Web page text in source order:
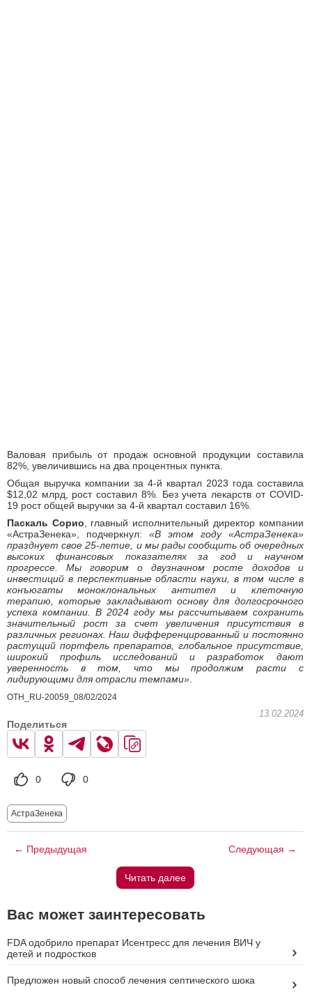
Валовая прибыль от продаж основной продукции составила
82%, увеличившись на два процентных пункта.
Общая выручка компании за 4-й квартал 2023 года составила
$12,02 млрд, рост составил 8%. Без учета лекарств от COVID-
19 рост общей выручки за 4-й квартал составил 16%.
Паскаль Сорио , главный исполнительный директор компании
«АстраЗенека», подчеркнул: «В этом году «АстраЗенека»
празднует свое 25-летие, и мы рады сообщить об очередных
высоких финансовых показателях за год и научном
прогрессе. Мы говорим о двузначном росте доходов и
инвестиций в перспективные области науки, в том числе в
конъюгаты моноклональных антител и клеточную
терапию, которые закладывают основу для долгосрочного
успеха компании. В 2024 году мы рассчитываем сохранить
значительный рост за счет увеличения присутствия в
различных регионах. Наш дифференцированный и постоянно
растущий портфель препаратов, глобальное присутствие,
широкий профиль исследований и разработок дают
уверенность в том, что мы продолжим расти с
лидирующими для отрасли темпами»
OTH_RU-20059_08/02/2024
13.02.2024
Поделиться
0 0
АстраЗенека
← Предыдущая Следующая →
Читать далее
Вас может заинтересовать
FDA одобрило препарат Исентресс для лечения ВИЧ у
детей и подростков
Предложен новый способ лечения септического шока